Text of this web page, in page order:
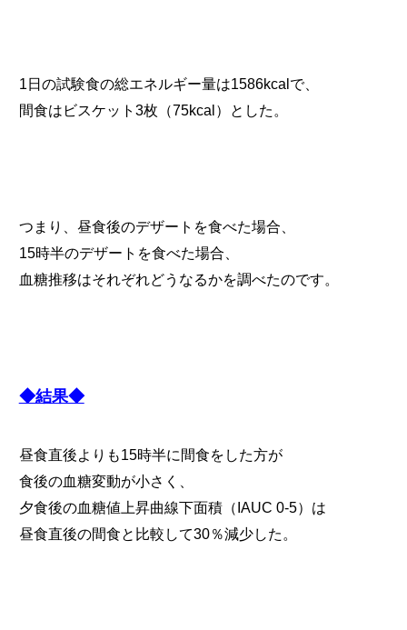
1日の試験食の総エネルギー量は1586kcalで、
間食はビスケット3枚（75kcal）とした。
つまり、昼食後のデザートを食べた場合、
15時半のデザートを食べた場合、
血糖推移はそれぞれどうなるかを調べたのです。
◆結果◆
昼食直後よりも15時半に間食をした方が
食後の血糖変動が小さく、
夕食後の血糖値上昇曲線下面積（IAUC 0-5）は
昼食直後の間食と比較して30％減少した。